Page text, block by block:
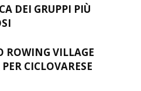
DEI GRUPPI PIÙ
ROWING VILLAGE
CICLOVARESE